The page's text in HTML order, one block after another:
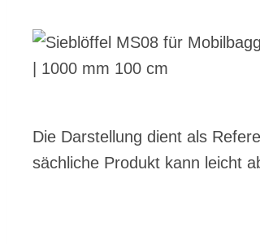
Die Dar­stel­lung dient als
säch­li­che Pro­dukt kann leicht